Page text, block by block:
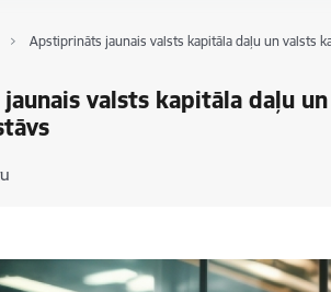
Apstiprināts jaunais valsts kapitāla daļu un valsts
valsts kapitāla daļu